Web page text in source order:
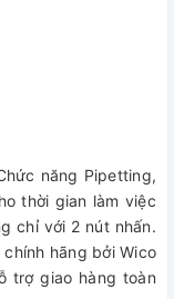
năng Pipetting,
thời gian làm việc
chỉ với 2 nút nhấn.
hãng bởi Wico
trợ giao hàng toàn